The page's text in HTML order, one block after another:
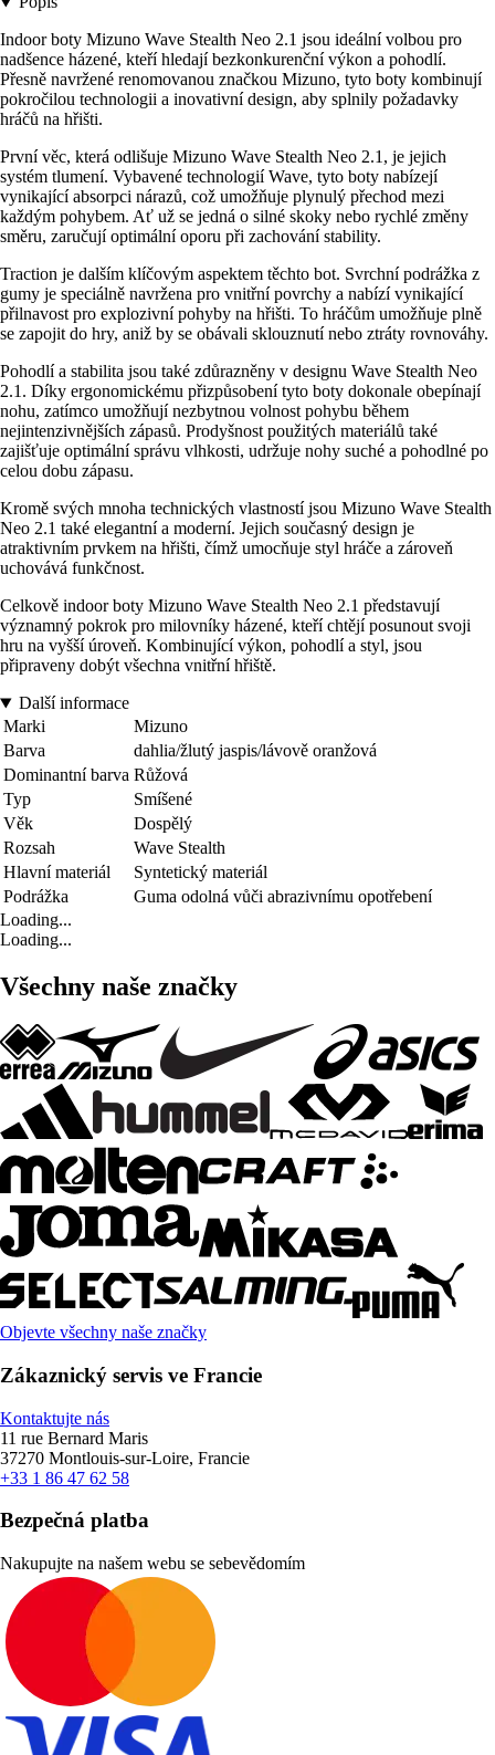
Indoor boty Mizuno Wave Stealth Neo 2.1 jsou ideální volbou pro
nadšence házené, kteří hledají bezkonkurenční výkon a pohodlí.
Přesně navržené renomovanou značkou Mizuno, tyto boty kombinují
pokročilou technologii a inovativní design, aby splnily požadavky
hráčů na hřišti.
První věc, která odlišuje Mizuno Wave Stealth Neo 2.1, je jejich
systém tlumení. Vybavené technologií Wave, tyto boty nabízejí
vynikající absorpci nárazů, což umožňuje plynulý přechod mezi
každým pohybem. Ať už se jedná o silné skoky nebo rychlé změny
směru, zaručují optimální oporu při zachování stability.
Traction je dalším klíčovým aspektem těchto bot. Svrchní podrážka z
gumy je speciálně navržena pro vnitřní povrchy a nabízí vynikající
přilnavost pro explozivní pohyby na hřišti. To hráčům umožňuje plně
se zapojit do hry, aniž by se obávali sklouznutí nebo ztráty rovnováhy.
Pohodlí a stabilita jsou také zdůrazněny v designu Wave Stealth Neo
2.1. Díky ergonomickému přizpůsobení tyto boty dokonale obepínají
nohu, zatímco umožňují nezbytnou volnost pohybu během
nejintenzivnějších zápasů. Prodyšnost použitých materiálů také
zajišťuje optimální správu vlhkosti, udržuje nohy suché a pohodlné po
celou dobu zápasu.
Kromě svých mnoha technických vlastností jsou Mizuno Wave Stealth
Neo 2.1 také elegantní a moderní. Jejich současný design je
atraktivním prvkem na hřišti, čímž umocňuje styl hráče a zároveň
uchovává funkčnost.
Celkově indoor boty Mizuno Wave Stealth Neo 2.1 představují
významný pokrok pro milovníky házené, kteří chtějí posunout svoji
hru na vyšší úroveň. Kombinující výkon, pohodlí a styl, jsou
připraveny dobýt všechna vnitřní hřiště.
Další informace
Marki
Mizuno
Barva
dahlia/žlutý jaspis/lávově oranžová
Dominantní barva Růžová
Typ
Smíšené
Věk
Dospělý
Rozsah
Wave Stealth
Hlavní materiál
Syntetický materiál
Podrážka
Guma odolná vůči abrazivnímu opotřebení
Loading...
Loading...
Všechny naše značky
Objevte všechny naše značky
Zákaznický servis ve Francie
Kontaktujte nás
11 rue Bernard Maris
37270 Montlouis-sur-Loire, Francie
+33 1 86 47 62 58
Bezpečná platba
Nakupujte na našem webu se sebevědomím